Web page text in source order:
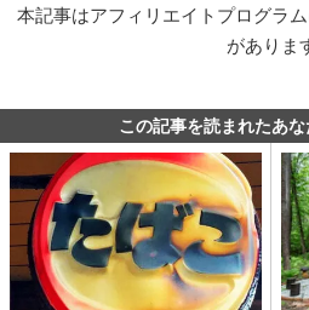
本記事はアフィリエイトプログラ
がありま
この記事を読まれたあ